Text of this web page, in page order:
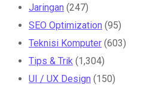
Jaringan (247)
SEO Optimization (95)
Teknisi Komputer (603)
Tips & Trik (1,304)
UI / UX Design (150)